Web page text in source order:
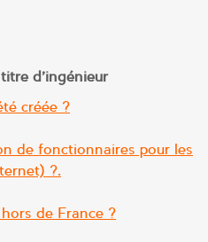
d’ingénieur
créée ?
de fonctionnaires pour les
?.
de France ?